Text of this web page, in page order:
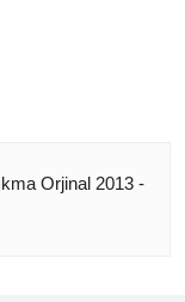
Orjinal 2013 -